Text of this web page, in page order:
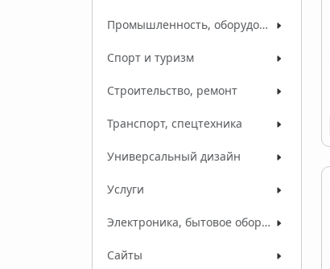
Промышленность, оборудование, сырье
Спорт и туризм
Строительство, ремонт
Транспорт, спецтехника
Универсальный дизайн
Услуги
Электроника, бытовое оборудование
Сайты